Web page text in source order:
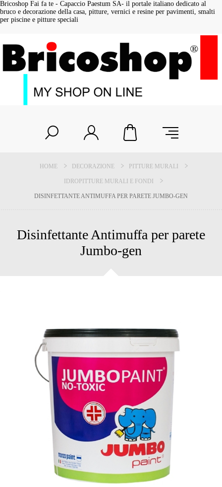
Bricoshop Fai fa te - Capaccio Paestum SA- il portale italiano dedicato al
bruco e decorazione della casa, pitture, vernici e resine per pavimenti, smalti
per piscine e pitture speciali
HOME DECORAZIONE PITTURE MURALI
IDROPITTURE MURALI E FONDI
DISINFETTANTE ANTIMUFFA PER PARETE JUMBO-GEN
Disinfettante Antimuffa per parete
Jumbo-gen